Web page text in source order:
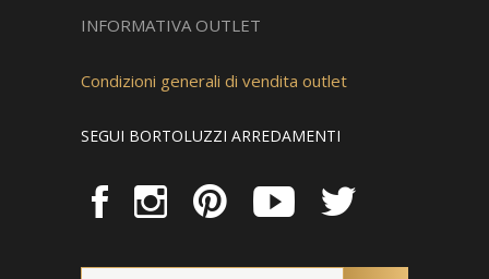
INFORMATIVA OUTLET
Condizioni generali di vendita outlet
SEGUI BORTOLUZZI ARREDAMENTI